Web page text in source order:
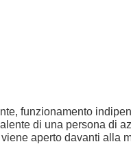
funzionamento
di una persona di
aperto davanti alla